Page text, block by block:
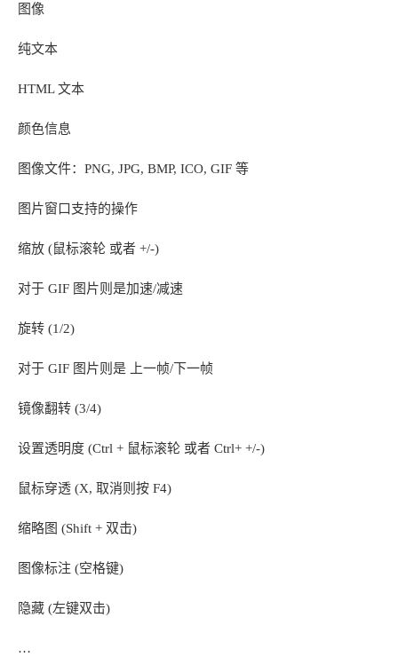
图像
纯文本
HTML 文本
颜色信息
图像文件：PNG, JPG, BMP, ICO, GIF 等
图片窗口支持的操作
缩放 (鼠标滚轮 或者 +/-)
对于 GIF 图片则是加速/减速
旋转 (1/2)
对于 GIF 图片则是 上一帧/下一帧
镜像翻转 (3/4)
设置透明度 (Ctrl + 鼠标滚轮 或者 Ctrl+ +/-)
鼠标穿透 (X, 取消则按 F4)
缩略图 (Shift + 双击)
图像标注 (空格键)
隐藏 (左键双击)
…